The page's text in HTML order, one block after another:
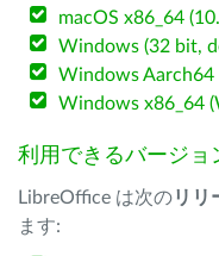
macOS x86_64
Windows (32 bit,
Windows Aarch64
Windows x86_64
利用できるバージョ
LibreOffice は次のリリ
ます: